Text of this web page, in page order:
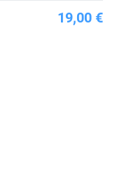
19,00 €